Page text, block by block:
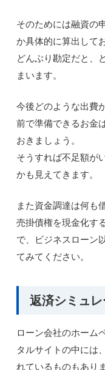
そのためには融資の
か具体的に算出して
どんぶり勘定だと、
まいます。
今後どのような出費
前で準備できるお金
おきましょう。
そうすれば不足額が
かも見えてきます。
また資金調達は何も
売掛債権を現金化す
で、ビジネスローン
てみてください。
返済シミュ
ローン会社のホーム
タルサイトの中には
れているものもありま